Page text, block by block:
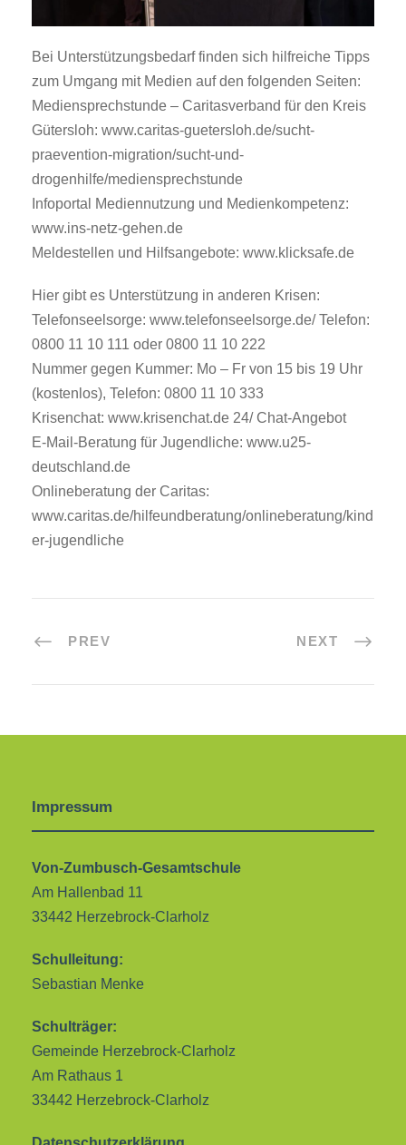
Bei Unterstützungsbedarf finden sich hilfreiche Tipps
zum Umgang mit Medien auf den folgenden Seiten:
Mediensprechstunde – Caritasverband für den Kreis
Gütersloh: www.caritas-guetersloh.de/sucht-
praevention-migration/sucht-und-
drogenhilfe/mediensprechstunde
Infoportal Mediennutzung und Medienkompetenz:
www.ins-netz-gehen.de
Meldestellen und Hilfsangebote: www.klicksafe.de
Hier gibt es Unterstützung in anderen Krisen:
Telefonseelsorge: www.telefonseelsorge.de/ Telefon:
0800 11 10 111 oder 0800 11 10 222
Nummer gegen Kummer: Mo – Fr von 15 bis 19 Uhr
(kostenlos), Telefon: 0800 11 10 333
Krisenchat: www.krisenchat.de 24/ Chat-Angebot
E-Mail-Beratung für Jugendliche: www.u25-
deutschland.de
Onlineberatung der Caritas:
www.caritas.de/hilfeundberatung/onlineberatung/kind
er-jugendliche
PREV NEXT
Impressum
Von-Zumbusch-Gesamtschule
Am Hallenbad 11
33442 Herzebrock-Clarholz
Schulleitung:
Sebastian Menke
Schulträger:
Gemeinde Herzebrock-Clarholz
Am Rathaus 1
33442 Herzebrock-Clarholz